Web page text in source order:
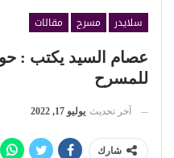
سلايدر مسرح
مقالات
عصام السيد يكتب :
للمسرح
آخر تحديث يوليو 17, 2022
شارك